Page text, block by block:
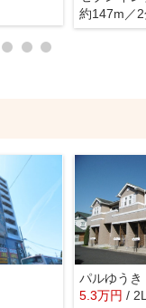
約147m／
パルゆうき
5.3万円 /